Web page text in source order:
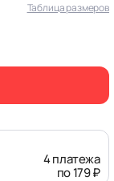
Таблица размеров
4 платежа
по 179 ₽